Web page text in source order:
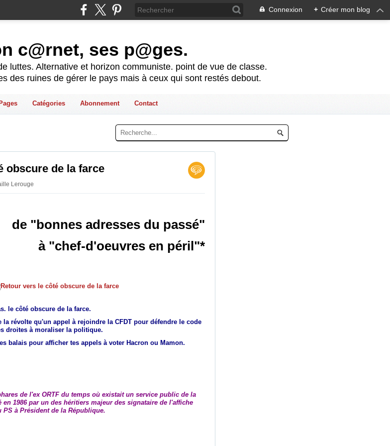
Connexion + Créer mon blog
c@rnet, ses p@ges.
luttes. Alternative et horizon communiste. point de vue de classe.
des ruines de gérer le pays mais à ceux qui sont restés debout.
Catégories Abonnement Contact
obscure de la farce
Lerouge
de "bonnes adresses du passé"
à "chef-d'oeuvres en péril"*
le côté obscure de la farce.
la révolte qu'un appel à rejoindre la CFDT pour défendre le code
droites à moraliser la politique.
balais pour afficher tes appels à voter Hacron ou Mamon.
de l'ex ORTF du temps où existait un service public de la
1986 par un des héritiers majeur des signataire de l'affiche
à Président de la République.